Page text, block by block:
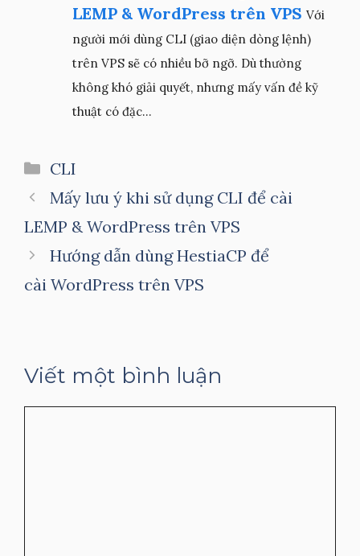
LEMP & WordPress trên VPS Với
người mới dùng CLI (giao diện dòng lệnh)
trên VPS sẽ có nhiều bỡ ngỡ. Dù thường
không khó giải quyết, nhưng mấy vấn đề kỹ
thuật có đặc...
Danh
mục
CLI
Mấy lưu ý khi sử dụng CLI để cài
LEMP & WordPress trên VPS
Hướng dẫn dùng HestiaCP để
cài WordPress trên VPS
Viết một bình luận